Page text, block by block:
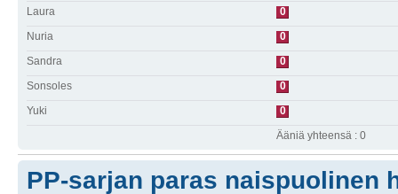
Laura
0
Nuria
0
Sandra
0
Sonsoles
0
Yuki
0
Ääniä yhteensä : 0
PP-sarjan paras naispuolinen